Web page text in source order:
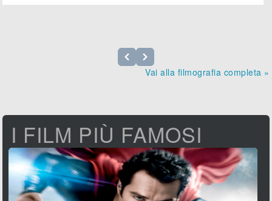
Vai alla filmografia completa »
I FILM PIÙ FAMOSI